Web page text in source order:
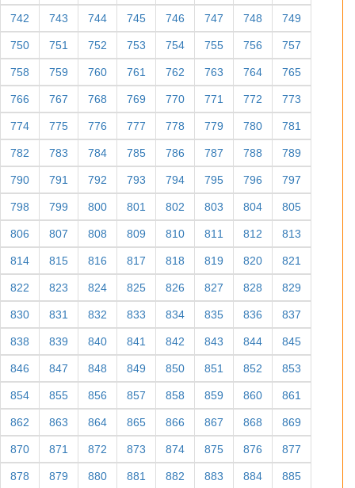
742 743 744 745 746 747 748 749
750 751 752 753 754 755 756 757
758 759 760 761 762 763 764 765
766 767 768 769 770 771 772 773
774 775 776 777 778 779 780 781
782 783 784 785 786 787 788 789
790 791 792 793 794 795 796 797
798 799 800 801 802 803 804 805
806 807 808 809 810 811 812 813
814 815 816 817 818 819 820 821
822 823 824 825 826 827 828 829
830 831 832 833 834 835 836 837
838 839 840 841 842 843 844 845
846 847 848 849 850 851 852 853
854 855 856 857 858 859 860 861
862 863 864 865 866 867 868 869
870 871 872 873 874 875 876 877
878 879 880 881 882 883 884 885